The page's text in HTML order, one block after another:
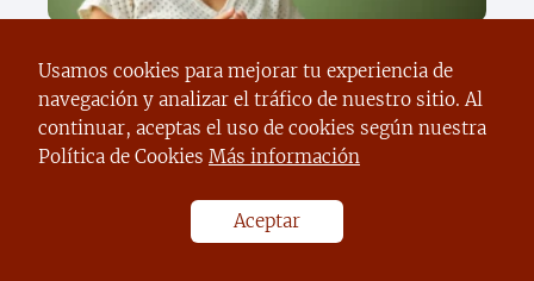
hábitos puede transformar tu vida: los
secretos que nadie te cuenta
Usamos cookies para mejorar tu experiencia de
navegación y analizar el tráfico de nuestro sitio. Al
continuar, aceptas el uso de cookies según nuestra
Política de Cookies Más información
Aceptar